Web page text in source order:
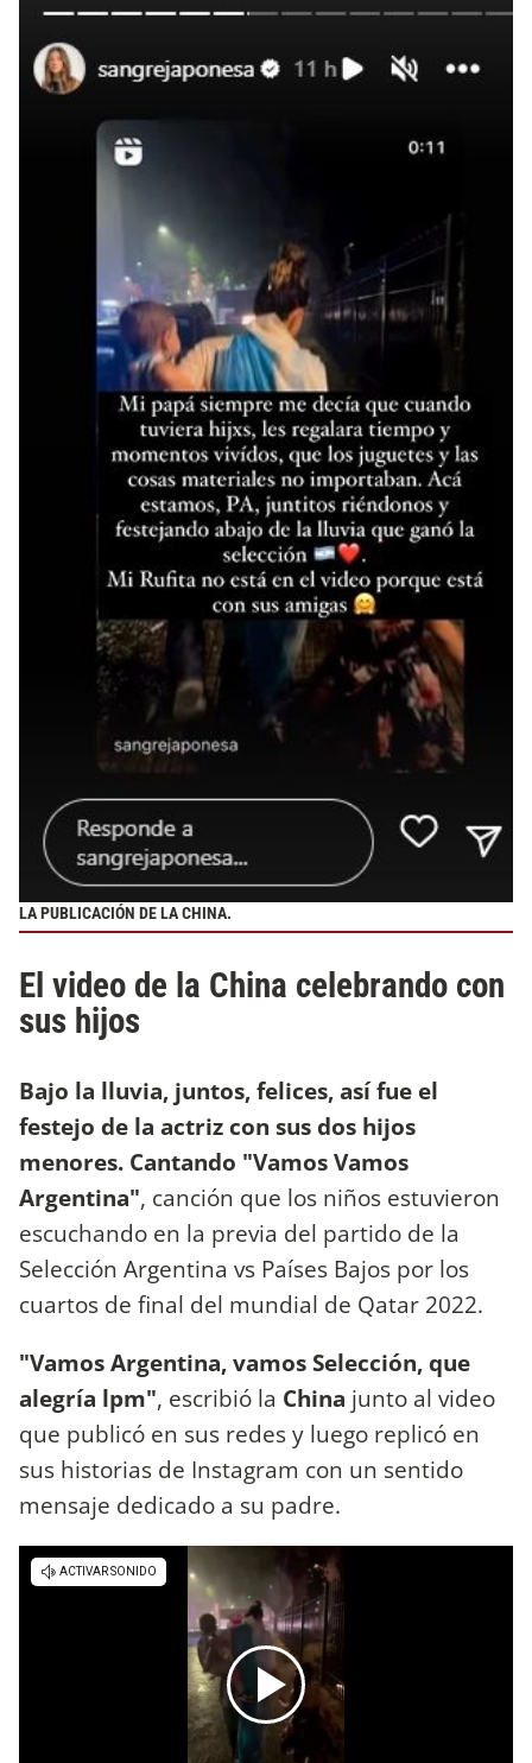
LA PUBLICACIÓN DE LA CHINA.
El video de la China celebrando con
sus hijos
Bajo la lluvia, juntos, felices, así fue el
festejo de la actriz con sus dos hijos
menores. Cantando "Vamos Vamos
Argentina", canción que los niños estuvieron
escuchando en la previa del partido de la
Selección Argentina vs Países Bajos por los
cuartos de final del mundial de Qatar 2022.
"Vamos Argentina, vamos Selección, que
alegría lpm", escribió la China junto al video
que publicó en sus redes y luego replicó en
sus historias de Instagram con un sentido
mensaje dedicado a su padre.